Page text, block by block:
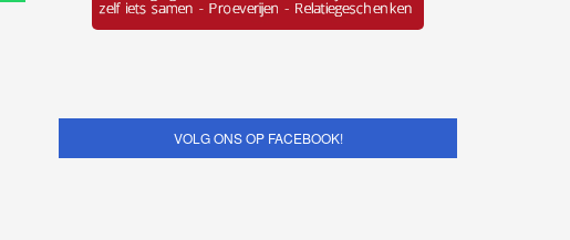
VOLG ONS OP FACEBOOK!